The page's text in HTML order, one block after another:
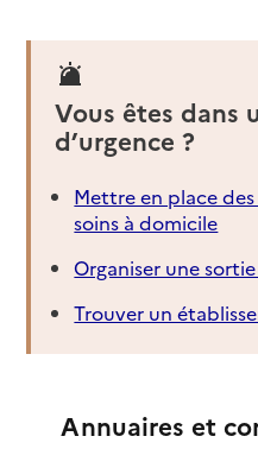
Vous êtes dans
d’urgence ?
Mettre en place
soins à domicile
Organiser une
Trouver un
Annuaires et